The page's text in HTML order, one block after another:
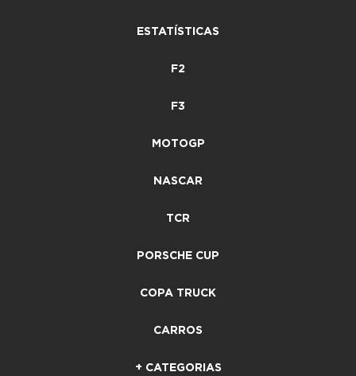
ESTATÍSTICAS
F2
F3
MOTOGP
NASCAR
TCR
PORSCHE CUP
COPA TRUCK
CARROS
+ CATEGORIAS